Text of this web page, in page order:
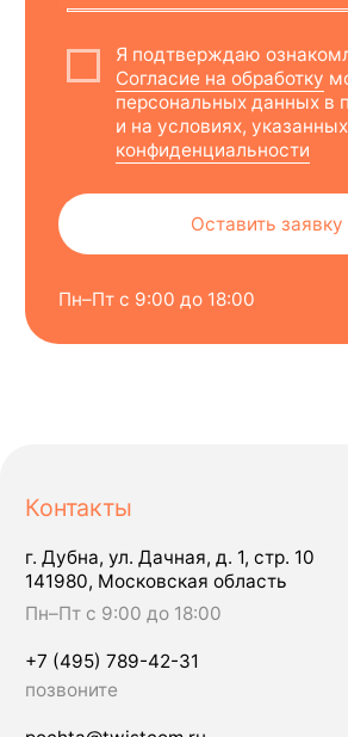
Политика конфиденциальности
© 2009–2025 ООО «МИЛТЕМИ ТГК»
Разработка сайта
Поставщикам
Контрактное производство
Карты цветов
Каталог
pochta@twistcom.ru
+7 (495) 789-42-31
напишите на почту
ООО «МИЛТЕМИ ТГК»
ИНН 5010052230 ОГРН 1165010051293